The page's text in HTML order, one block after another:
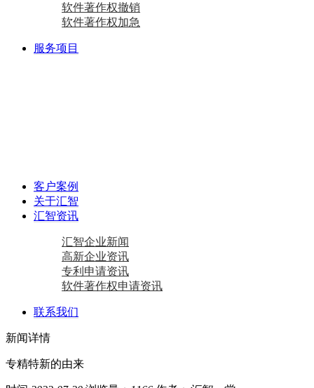
软件著作权撤销
软件著作权加急
服务项目
客户案例
关于汇智
汇智资讯
汇智企业新闻
高新企业资讯
专利申请资讯
软件著作权申请资讯
联系我们
新闻详情
专精特新的由来